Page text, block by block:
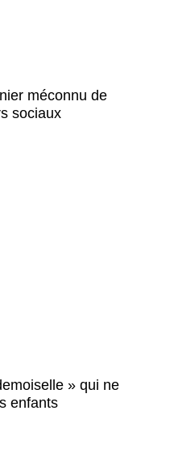
méconnu de
sociaux
» qui ne
enfants